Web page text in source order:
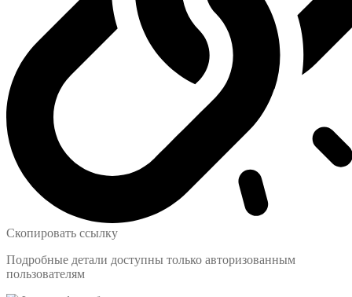
Скопировать ссылку
Подробные детали доступны только авторизованным
пользователям